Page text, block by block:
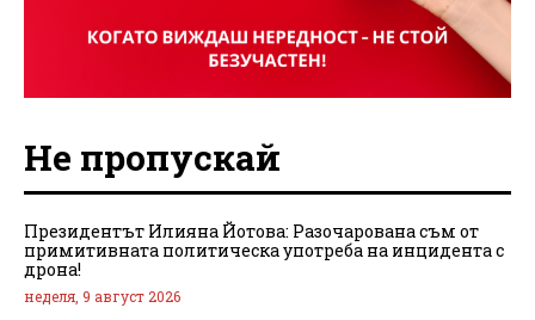
Не пропускай
Президентът Илияна Йотова: Разочарована съм от
примитивната политическа употреба на инцидента с
дрона!
неделя, 9 август 2026